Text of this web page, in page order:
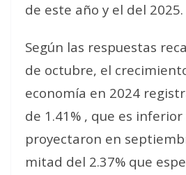
de este año y el del 2025.
Según las respuestas
de octubre, el
economía en 2024
de 1.41% , que es inferior
proyectaron en
mitad del 2.37% que